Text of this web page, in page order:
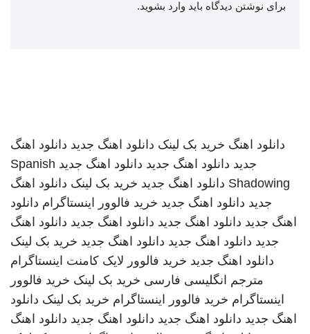
برای نوشتن دیدگاه باید وارد بشوید.
دانلود اهنگ خرید بک لینک دانلود اهنگ جدید دانلود اهنگ
جدید دانلود اهنگ جدید دانلود اهنگ جدید Spanish
Shadowing دانلود اهنگ جدید خرید بک لینک دانلود اهنگ
جدید دانلود اهنگ جدید خرید فالوور اینستاگرام دانلود
اهنگ جدید دانلود اهنگ جدید دانلود اهنگ جدید دانلود اهنگ
جدید دانلود اهنگ جدید دانلود اهنگ جدید خرید بک لینک
دانلود اهنگ جدید خرید فالوور لایک کامنت اینستاگرام
مترجم انگلیسی فارسی خرید بک لینک خرید فالوور
اینستاگرام خرید فالوور اینستاگرام خرید بک لینک دانلود
اهنگ جدید دانلود اهنگ جدید دانلود اهنگ جدید دانلود اهنگ